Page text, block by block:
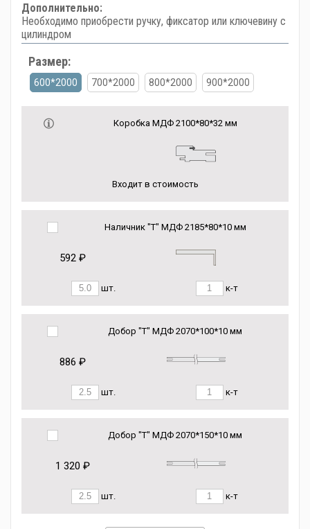
Дополнительно:
Необходимо приобрести ручку, фиксатор или ключевину с
цилиндром
Размер:
600*2000 700*2000 800*2000 900*2000
Коробка МДФ 2100*80*32 мм
Входит в стоимость
Наличник "Т" МДФ 2185*80*10 мм
592 ₽
шт. к-т
Добор "Т" МДФ 2070*100*10 мм
886 ₽
шт. к-т
Добор "Т" МДФ 2070*150*10 мм
1 320 ₽
шт. к-т